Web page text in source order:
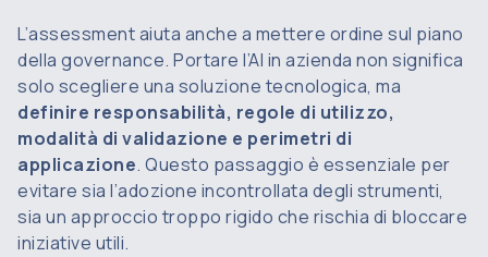
L’assessment aiuta anche a mettere ordine sul piano
della governance. Portare l’AI in azienda non significa
solo scegliere una soluzione tecnologica, ma
definire responsabilità, regole di utilizzo,
modalità di validazione e perimetri di
applicazione. Questo passaggio è essenziale per
evitare sia l’adozione incontrollata degli strumenti,
sia un approccio troppo rigido che rischia di bloccare
iniziative utili.